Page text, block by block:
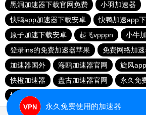
黑洞加速器下载官网免费
小羽加速器
快鸭app加速器下载安卓
快鸭加速app
原子加速下载安卓
起飞vpppn
小牛
登录ins的免费加速器苹果
免费网络加
加速器国外
海鸥加速器官网
旋风
快橙加速器
盘古加速器官网
永久免
快鸭官网
永久免费使用的加速器